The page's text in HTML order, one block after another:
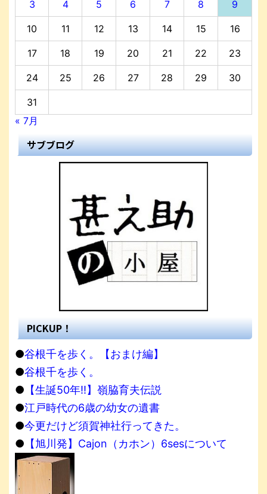
3 4 5 6 7 8 9
10 11 12 13 14 15 16
17 18 19 20 21 22 23
24 25 26 27 28 29 30
31
« 7月
サブブログ
PICKUP！
●谷根千を歩く。【おまけ編】
●谷根千を歩く。
● 【生誕50年!!】嶺脇育夫伝説
●江戸時代の6歳の幼女の遺書
●今更だけど須賀神社行ってきた。
● 【旭川発】Cajon（カホン）6sesについて